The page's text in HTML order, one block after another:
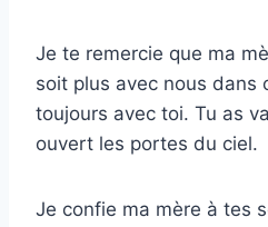
Je te remercie que ma
soit plus avec nous dans
toujours avec toi. Tu as
ouvert les portes du ciel.
Je confie ma mère à tes